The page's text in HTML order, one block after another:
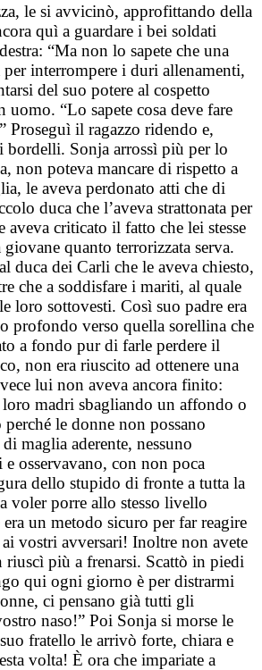
le si avvicinò, approfittando della
quì a guardare i bei soldati
“Ma non lo sapete che una
interrompere i duri allenamenti,
del suo potere al cospetto
“Lo sapete cosa deve fare
Proseguì il ragazzo ridendo e,
bordelli. Sonja arrossì più per lo
non poteva mancare di rispetto a
le aveva perdonato atti che di
duca che l’aveva strattonata per
criticato il fatto che lei stesse
quanto terrorizzata serva.
duca dei Carli che le aveva chiesto,
che a soddisfare i mariti, al quale
loro sottovesti. Così suo padre era
profondo verso quella sorellina che
a fondo pur di farle perdere il
non era riuscito ad ottenere una
lui non aveva ancora finito:
loro madri sbagliando un affondo o
le donne non possano
maglia aderente, nessuno
osservavano, con non poca
dello stupido di fronte a tutta la
voler porre allo stesso livello
un metodo sicuro per far reagire
vostri avversari! Inoltre non avete
più a frenarsi. Scattò in piedi
qui ogni giorno è per distrarmi
ci pensano già tutti gli
naso!” Poi Sonja si morse le
fratello le arrivò forte, chiara e
volta! È ora che impariate a